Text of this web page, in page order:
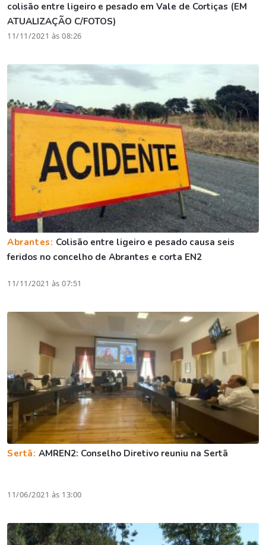
colisão entre ligeiro e pesado em Vale de Cortiças (EM
ATUALIZAÇÃO C/FOTOS)
11/11/2021 às 08:26
Abrantes: Colisão entre ligeiro e pesado causa seis
feridos no concelho de Abrantes e corta EN2
11/11/2021 às 07:51
Sertã:AMREN2: Conselho Diretivo reuniu na Sertã
11/06/2021 às 13:00